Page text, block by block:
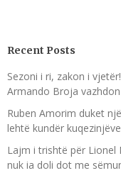
Recent Posts
Sezoni i ri, zakon i
Armando Broja
Ruben Amorim duket
lehtë kundër
Lajm i trishtë për Lionel
nuk ia doli dot me